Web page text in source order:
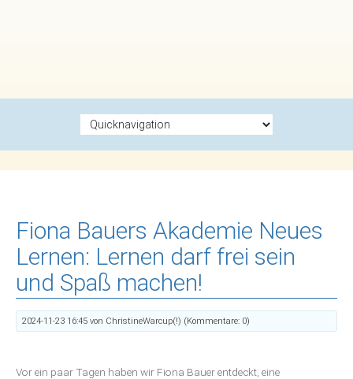
Fiona Bauers Akademie Neues
Lernen: Lernen darf frei sein
und Spaß machen!
2024-11-23 16:45 von ChristineWarcup(!) (Kommentare: 0)
Vor ein paar Tagen haben wir Fiona Bauer entdeckt, eine